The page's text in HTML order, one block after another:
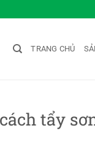
TRANG CHỦ
tẩy